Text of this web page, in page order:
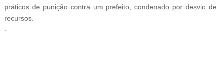
práticos de punição contra um prefeito, condenado por desvio de
recursos.
-